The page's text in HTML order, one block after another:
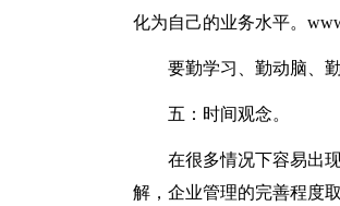
化为自己的业务水平。
要勤学习、勤动脑、
五：时间观念。
在很多情况下容易出
解，企业管理的完善程度